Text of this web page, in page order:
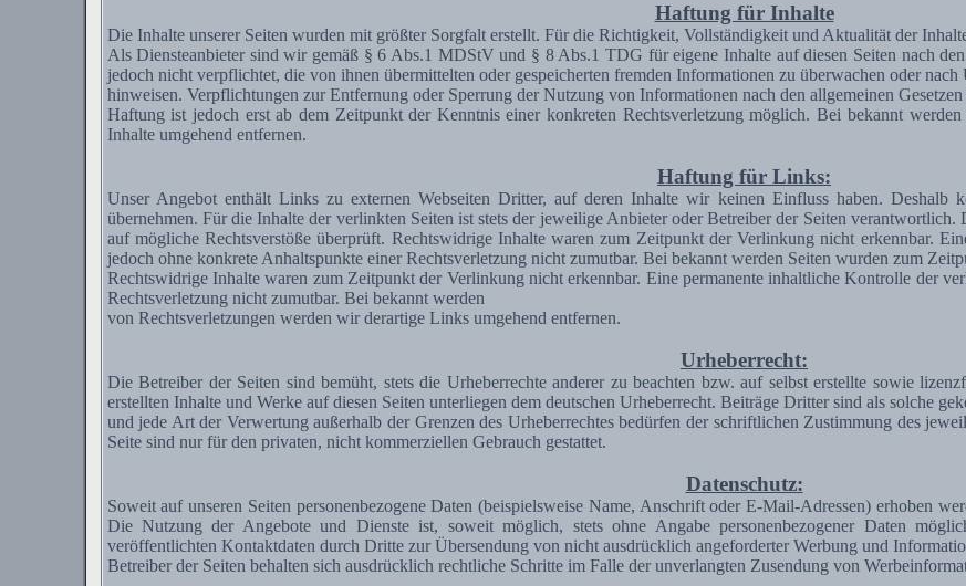
Haftung für Inhalte
Die Inhalte unserer Seiten wurden mit größter Sorgfalt erstellt. Für die Richtigkeit, Vollständigkeit und Aktualität der
AlsDiensteanbieter sind wir gemäß § 6 Abs.1 MDStV und § 8 Abs.1 TDG für eigene Inhalte auf diesen Seiten nach
jedoch nicht verpflichtet, die von ihnen übermittelten oder gespeicherten fremden Informationen zu überwachen oder
hinweisen. Verpflichtungen zur Entfernung oder Sperrung der Nutzung von Informationen nach den allgemeinen
Haftung ist jedoch erst ab dem Zeitpunkt der Kenntnis einer konkreten Rechtsverletzung möglich. Bei bekannt
Inhalte umgehend entfernen.
Haftung für Links:
Unser Angebot enthält Links zu externen Webseiten Dritter, auf deren Inhalte wir keinen Einfluss haben. Deshalb
übernehmen. Für die Inhalte der verlinkten Seiten ist stets der jeweilige Anbieter oder Betreiber der Seiten
auf mögliche Rechtsverstöße überprüft. Rechtswidrige Inhalte waren zum Zeitpunkt der Verlinkung nicht erkennbar.
jedoch ohne konkrete Anhaltspunkte einer Rechtsverletzung nicht zumutbar. Bei bekannt werden Seiten wurden zum
Rechtswidrige Inhalte waren zum Zeitpunkt der Verlinkung nicht erkennbar. Eine permanente inhaltliche Kontrolle der
Rechtsverletzung nicht zumutbar. Bei bekannt werden
von Rechtsverletzungen werden wir derartige Links umgehend entfernen.
Urheberrecht:
Die Betreiber der Seiten sind bemüht, stets die Urheberrechte anderer zu beachten bzw. auf selbst erstellte sowie
erstellten Inhalte und Werke auf diesen Seiten unterliegen dem deutschen Urheberrecht. Beiträge Dritter sind als solche
und jede Art der Verwertung außerhalb der Grenzen des Urheberrechtes bedürfen der schriftlichen Zustimmung des
Seite sind nur für den privaten, nicht kommerziellen Gebrauch gestattet.
Datenschutz:
Soweit auf unseren Seiten personenbezogene Daten (beispielsweise Name, Anschrift oder E-Mail-Adressen) erhoben
Die Nutzung der Angebote und Dienste ist, soweit möglich, stets ohne Angabe personenbezogener Daten
veröffentlichten Kontaktdaten durch Dritte zur Übersendung von nicht ausdrücklich angeforderter Werbung und
Betreiber der Seiten behalten sich ausdrücklich rechtliche Schritte im Falle der unverlangten Zusendung von